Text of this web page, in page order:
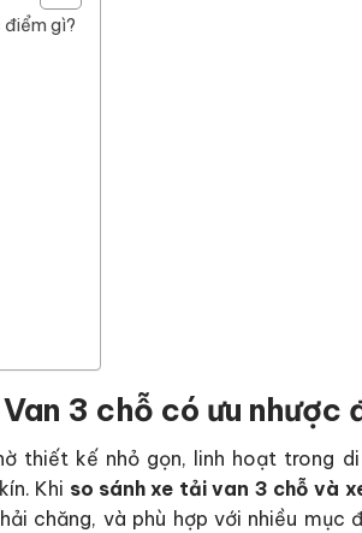
điểm gì?
3 chỗ có ưu nhược
thiết kế nhỏ gọn, linh hoạt trong di
Khi so sánh xe tải van 3 chỗ và
chăng, và phù hợp với nhiều mục